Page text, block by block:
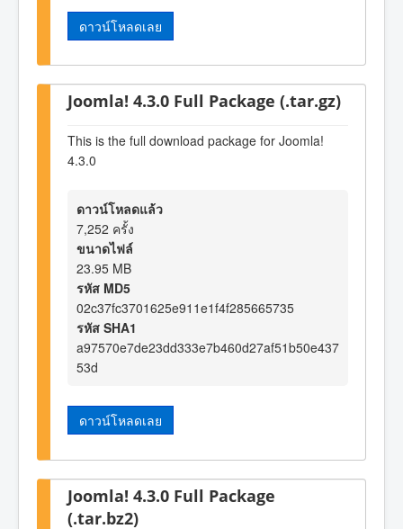
ดาวน์โหลดเลย
Joomla! 4.3.0 Full Package (.tar.gz)
This is the full download package for Joomla!
4.3.0
ดาวน์โหลดแล้ว
7,252 ครั้ง
ขนาดไฟล์
23.95 MB
รหัส MD5
02c37fc3701625e911e1f4f285665735
รหัส SHA1
a97570e7de23dd333e7b460d27af51b50e437
53d
ดาวน์โหลดเลย
Joomla! 4.3.0 Full Package
(.tar.bz2)